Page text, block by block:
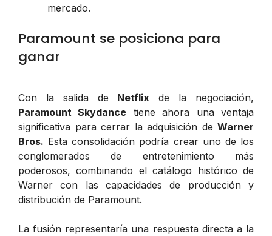
mercado.
Paramount se posiciona para
ganar
Con la salida de Netflix de la negociación,
Paramount Skydance tiene ahora una ventaja
significativa para cerrar la adquisición de Warner
Bros. Esta consolidación podría crear uno de los
conglomerados de entretenimiento más
poderosos, combinando el catálogo histórico de
Warner con las capacidades de producción y
distribución de Paramount.
La fusión representaría una respuesta directa a la